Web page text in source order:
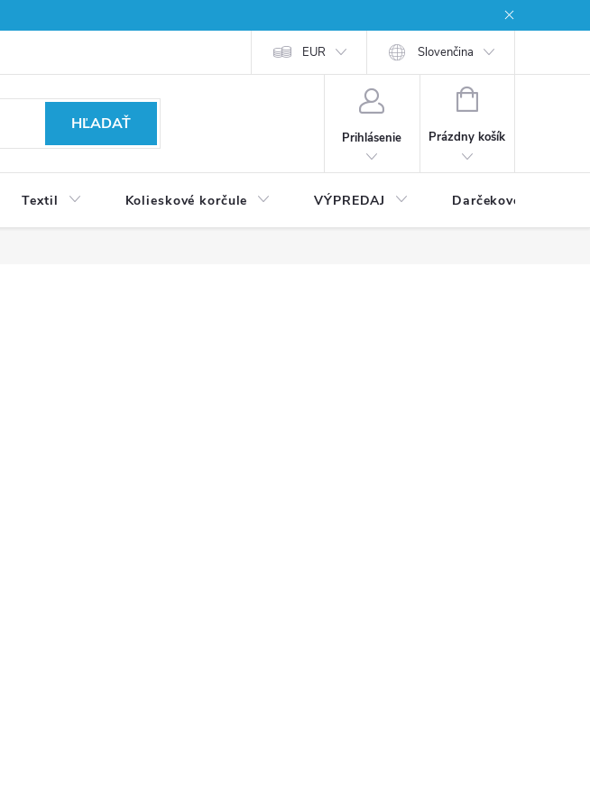
EUR Slovenčina
HĽADAŤ
Prihlásenie
NÁKUPNÝ
Prázdny košík
Textil Kolieskové korčule VÝPREDAJ Darčekové poukážky